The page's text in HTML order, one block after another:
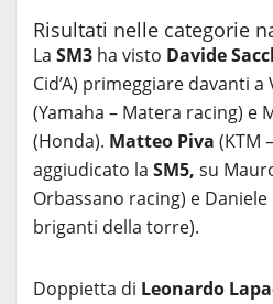
Risultati nelle categorie
La SM3 ha visto Davide
Cid’A) primeggiare davanti
(Yamaha – Matera racing) e
(Honda). Matteo Piva (KTM
aggiudicato la SM5, su
Orbassano racing) e Daniele
briganti della torre).
Doppietta di Leonardo